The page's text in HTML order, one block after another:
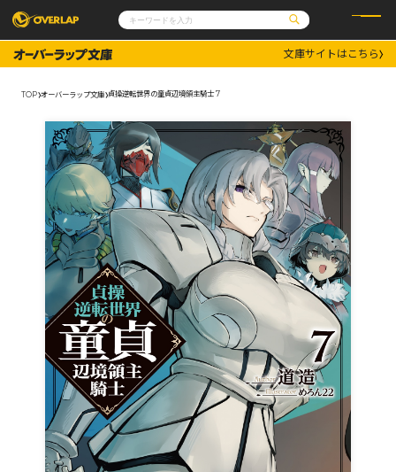
コミックガルド
コミッククリエ
文庫
ノベルス
その他
コミックエッセイ
ポケットモンスター
アニメ
ゲーム
通販・NEWS
OVERLAP STORE
オーバーラップ広報室
企業
会社概要
採用情報
アクセス
オーバーラップホールディングス
お問い合わせはこちら
オーバーラップ文庫
オーバーラップノベルス
オーバーラップノベルスf
ロサージュノベルス
文庫サイトはこちら
TOP オーバーラップ文庫 貞操逆転世界の童貞辺境領主騎士 7